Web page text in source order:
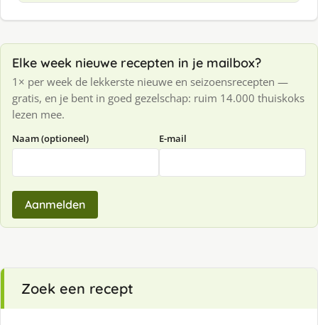
Elke week nieuwe recepten in je mailbox?
1× per week de lekkerste nieuwe en seizoensrecepten —
gratis, en je bent in goed gezelschap: ruim 14.000 thuiskoks
lezen mee.
Naam (optioneel) E-mail
Aanmelden
Zoek een recept